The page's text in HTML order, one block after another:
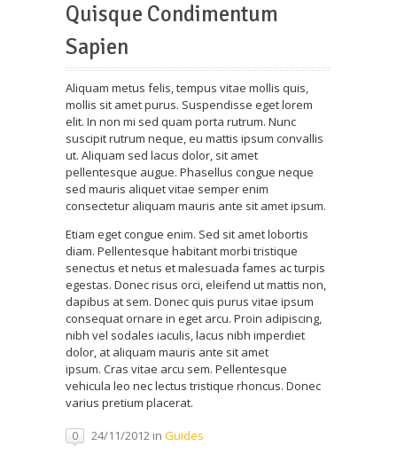
Quisque Condimentum
Sapien
Aliquam metus felis, tempus vitae mollis quis,
mollis sit amet purus. Suspendisse eget lorem
elit. In non mi sed quam porta rutrum. Nunc
suscipit rutrum neque, eu mattis ipsum convallis
ut. Aliquam sed lacus dolor, sit amet
pellentesque augue. Phasellus congue neque
sed mauris aliquet vitae semper enim
consectetur aliquam mauris ante sit amet ipsum.
Etiam eget congue enim. Sed sit amet lobortis
diam. Pellentesque habitant morbi tristique
senectus et netus et malesuada fames ac turpis
egestas. Donec risus orci, eleifend ut mattis non,
dapibus at sem. Donec quis purus vitae ipsum
consequat ornare in eget arcu. Proin adipiscing,
nibh vel sodales iaculis, lacus nibh imperdiet
dolor, at aliquam mauris ante sit amet
ipsum. Cras vitae arcu sem. Pellentesque
vehicula leo nec lectus tristique rhoncus. Donec
varius pretium placerat.
0 24/11/2012 in Guides